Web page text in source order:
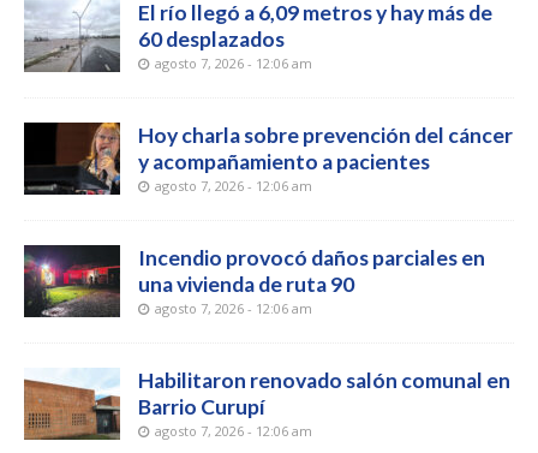
El río llegó a 6,09 metros y hay más de
60 desplazados
agosto 7, 2026 - 12:06 am
Hoy charla sobre prevención del cáncer
y acompañamiento a pacientes
agosto 7, 2026 - 12:06 am
Incendio provocó daños parciales en
una vivienda de ruta 90
agosto 7, 2026 - 12:06 am
Habilitaron renovado salón comunal en
Barrio Curupí
agosto 7, 2026 - 12:06 am